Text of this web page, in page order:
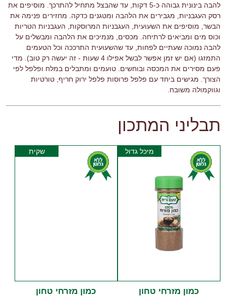
להבה בינונית גבוהה כ-5 דקות, עד שהבצל מתחיל להתרכך. מוסיפים את
רסק העגבניות, מגבירים את הלהבה ומטגנים כדקה. מחזירים פנימה את
הבשר, מוסיפים את השעועית, העגבניות המרוסקות, העגבניות הטריות
וכוס מים ומביאים לרתיחה. מכסים, מנמיכים את הלהבה ומבשלים על
להבה נמוכה שעתיים לפחות, עד שהשעועית התרככה וכל הטעמים
התמזגו (אם יש זמן אפשר לבשל אפילו 4 שעות - זה יעשה רק טוב). מדי
פעם מסירים את המכסה ובוחשים. טועמים ומתבלים במלח ופלפל לפי
הצורך. מגישים ביחד עם פלפל פרוסות פלפל ירוק חריף, טורטיות
וגווקמולה משובח.
תבליני המתכון
מיכל גדול
כמון מזרחי טחון
שקית
כמון מזרחי טחון